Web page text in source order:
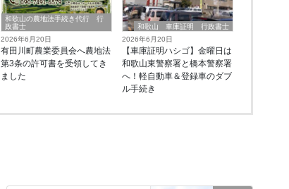
和歌山の農地法手続き代行 行
政書士
2026年6月20日
有田川町農業委員会へ農地法
第3条の許可書を受領してき
ました
和歌山 車庫証明 行政書士
2026年6月20日
【車庫証明ハシゴ】金曜日は
和歌山東警察署と橋本警察署
へ！軽自動車＆登録車のダブ
ル手続き